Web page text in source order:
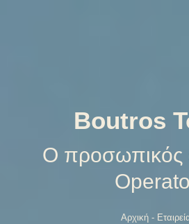
Boutros
Ο προσωπικός
Αρχική-